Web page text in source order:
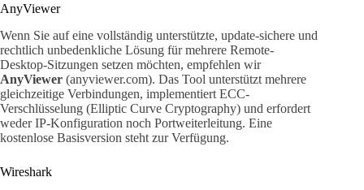
AnyViewer
Wenn Sie auf eine vollständig unterstützte, update-sichere und
rechtlich unbedenkliche Lösung für mehrere Remote-
Desktop-Sitzungen setzen möchten, empfehlen wir
AnyViewer (anyviewer.com). Das Tool unterstützt mehrere
gleichzeitige Verbindungen, implementiert ECC-
Verschlüsselung (Elliptic Curve Cryptography) und erfordert
weder IP-Konfiguration noch Portweiterleitung. Eine
kostenlose Basisversion steht zur Verfügung.
Wireshark